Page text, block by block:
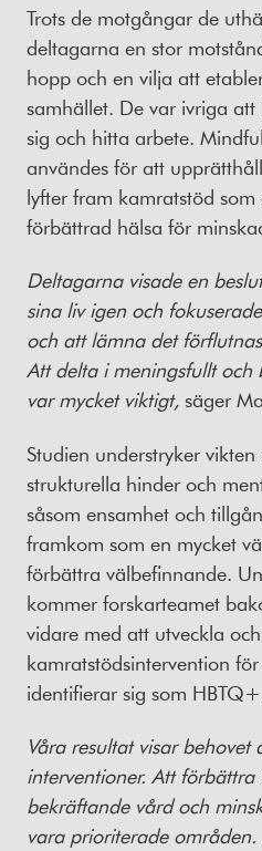
Trots de motgångar de
deltagarna en stor
hopp och en vilja att
samhället. De var ivriga
sig och hitta arbete.
användes för att
lyfter fram kamratstöd
förbättrad hälsa för
Deltagarna visade en
sina liv igen och
och att lämna det
Att delta i meningsfullt och
var mycket viktigt, säger
Studien understryker
strukturella hinder och
såsom ensamhet och
framkom som en mycket
förbättra välbefinnande.
kommer forskarteamet
vidare med att utveckla
kamratstödsintervention
identifierar sig som
Våra resultat visar
interventioner. Att
bekräftande vård och
vara prioriterade